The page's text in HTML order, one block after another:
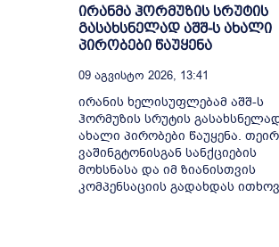
ირანმა ჰორმუზის სრუტის
გასახსნელად აშშ-ს ახალი
პირობები წაუყენა
09 Აგვისტო 2026, 13:41
ირანის ხელისუფლებამ აშშ-ს
ჰორმუზის სრუტის
ახალი პირობები წაუყენა.
ვაშინგტონისგან სანქციების
მოხსნასა და იმ ზიანისთვის
კომპენსაციის გადახდას